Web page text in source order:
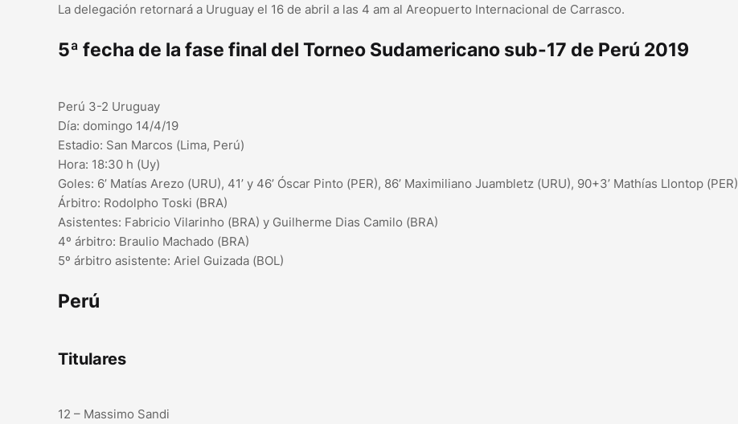
La delegación retornará a Uruguay el 16 de abril a las 4 am al Areopuerto Internacional de Carrasco.
5ª fecha de la fase final del Torneo Sudamericano sub-17 de Perú 2019
Perú 3-2 Uruguay
Día: domingo 14/4/19
Estadio: San Marcos (Lima, Perú)
Hora: 18:30 h (Uy)
Goles: 6’ Matías Arezo (URU), 41’ y 46’ Óscar Pinto (PER), 86’ Maximiliano Juambletz (URU), 90+3’ Mathías Llontop (PER)
Árbitro: Rodolpho Toski (BRA)
Asistentes: Fabricio Vilarinho (BRA) y Guilherme Dias Camilo (BRA)
4º árbitro: Braulio Machado (BRA)
5º árbitro asistente: Ariel Guizada (BOL)
Perú
Titulares
12 – Massimo Sandi